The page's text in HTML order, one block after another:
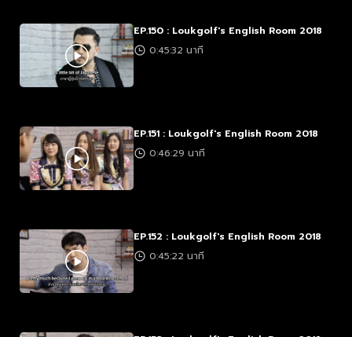
EP.150 : Loukgolf's English Room 2018
0:45:32 นาที
EP.151 : Loukgolf's English Room 2018
0:46:29 นาที
EP.152 : Loukgolf's English Room 2018
0:45:22 นาที